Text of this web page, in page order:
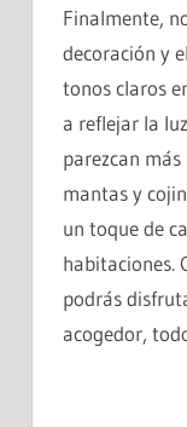
Finalmente,
decoración y
tonos claros
a reflejar la
parezcan
mantas y
un toque de
habitaciones.
podrás
acogedor,